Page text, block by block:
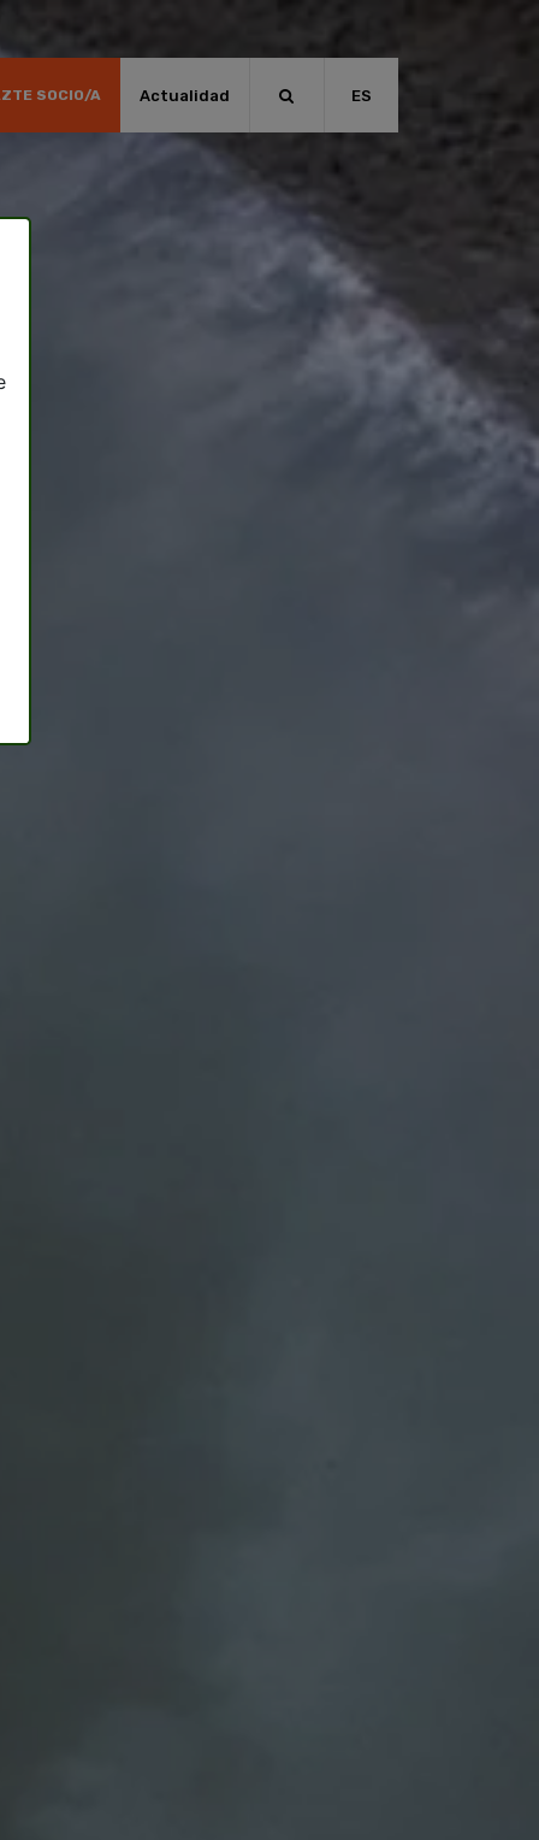
SOCIO/A Actualidad ES